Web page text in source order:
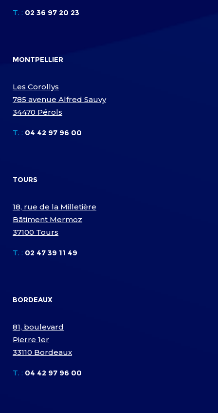
T. : 02 36 97 20 23
MONTPELLIER
Les Corollys
785 avenue Alfred Sauvy
34470 Pérols
T. : 04 42 97 96 00
TOURS
18, rue de la Milletière
Bâtiment Mermoz
37100 Tours
T. : 02 47 39 11 49
BORDEAUX
81, boulevard
Pierre 1er
33110 Bordeaux
T. : 04 42 97 96 00